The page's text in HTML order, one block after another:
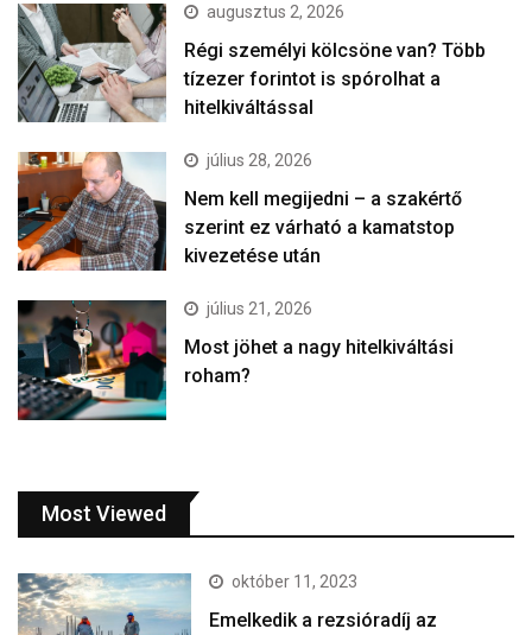
augusztus 2, 2026
Régi személyi kölcsöne van? Több
tízezer forintot is spórolhat a
hitelkiváltással
július 28, 2026
Nem kell megijedni – a szakértő
szerint ez várható a kamatstop
kivezetése után
július 21, 2026
Most jöhet a nagy hitelkiváltási
roham?
Most Viewed
október 11, 2023
Emelkedik a rezsióradíj az